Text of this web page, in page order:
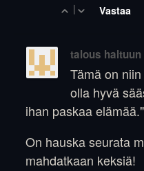
| Vastaa
talous haltuun
Tämä on
olla hyvä
ihan paskaa elämää."
On hauska seurata
mahdatkaan keksiä!